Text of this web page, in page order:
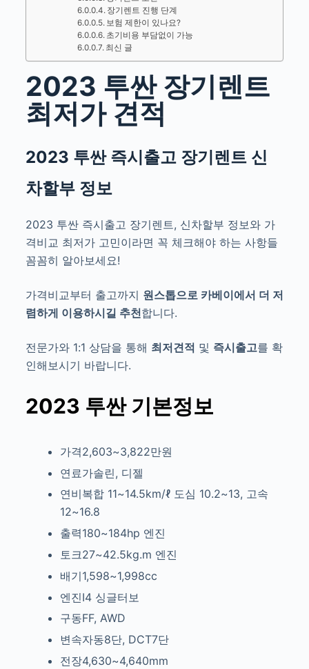
장기렌트 진행 단계
보험 제한이 있나요?
초기비용 부담없이 가능
최신 글
2023 투싼 장기렌트
최저가 견적
2023 투싼 즉시출고 장기렌트 신
차할부 정보
2023 투싼 즉시출고 장기렌트, 신차할부 정보와 가
격비교 최저가 고민이라면 꼭 체크해야 하는 사항들
꼼꼼히 알아보세요!
가격비교부터 출고까지 원스톱으로 카베이에서 더 저
렴하게 이용하시길 추천합니다.
전문가와 1:1 상담을 통해 최저견적 및 즉시출고를 확
인해보시기 바랍니다.
2023 투싼 기본정보
가격2,603~3,822만원
연료가솔린, 디젤
연비복합 11~14.5km/ℓ 도심 10.2~13, 고속
12~16.8
출력180~184hp 엔진
토크27~42.5kg.m 엔진
배기1,598~1,998cc
엔진I4 싱글터보
구동FF, AWD
변속자동8단, DCT7단
전장4,630~4,640mm